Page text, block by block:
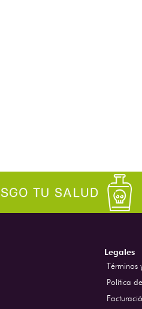
Legales
Términos
Política